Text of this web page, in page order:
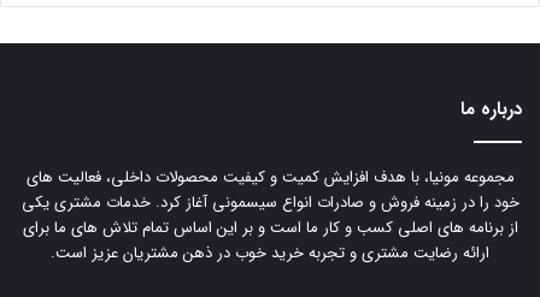
درباره ما
مجموعه مونیا، با هدف افزایش کمیت و کیفیت محصولات داخلی، فعالیت های
خود را در زمینه فروش و صادرات انواع سیسمونی آغاز کرد. خدمات مشتری یکی
از برنامه های اصلی کسب و کار ما است و بر این اساس تمام تلاش های ما برای
ارائه رضایت مشتری و تجربه خرید خوب در ذهن مشتریان عزیز است.